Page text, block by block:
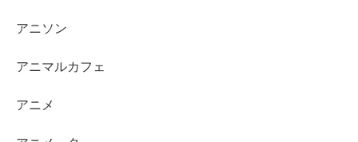
アニソン
アニマルカフェ
アニメ